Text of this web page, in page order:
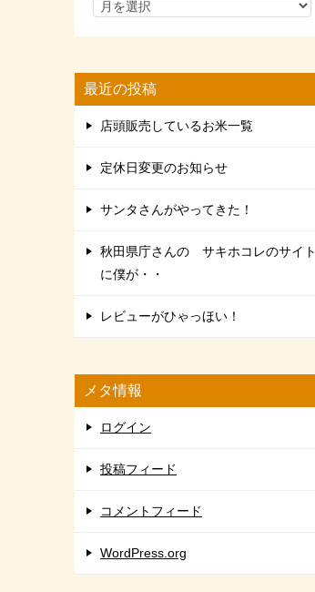
最近の投稿
店頭販売しているお米一覧
定休日変更のお知らせ
サンタさんがやってきた！
秋田県庁さんの サキホコレのサイト
に僕が・・
レビューがひゃっほい！
メタ情報
ログイン
投稿フィード
コメントフィード
WordPress.org